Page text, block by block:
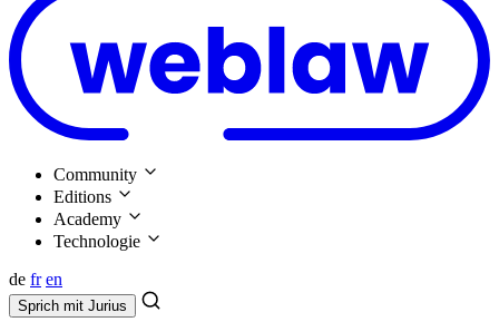
Community
Editions
Academy
Technologie
de fr en
Sprich mit Jurius